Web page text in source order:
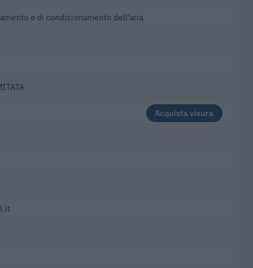
e di condizionamento dell'aria
Acquista visura